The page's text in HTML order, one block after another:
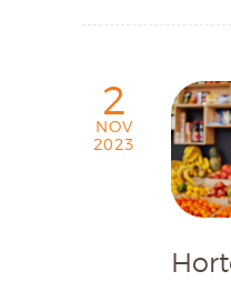
HOME
LOJA
BLOG
MINHA
2
NOV
2023